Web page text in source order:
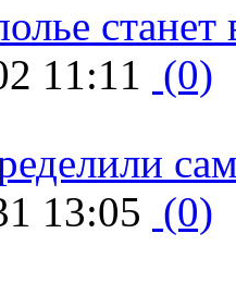
11:11 (0)
13:05 (0)